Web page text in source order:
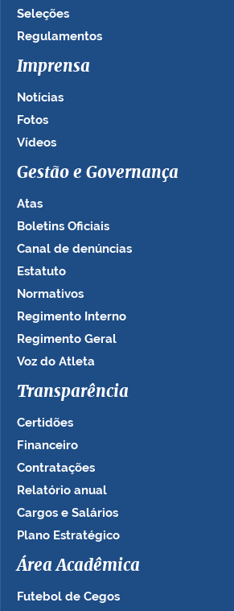
Seleções
Regulamentos
Imprensa
Notícias
Fotos
Vídeos
Gestão e Governança
Atas
Boletins Oficiais
Canal de denúncias
Estatuto
Normativos
Regimento Interno
Regimento Geral
Voz do Atleta
Transparência
Certidões
Financeiro
Contratações
Relatório anual
Cargos e Salários
Plano Estratégico
Área Acadêmica
Futebol de Cegos